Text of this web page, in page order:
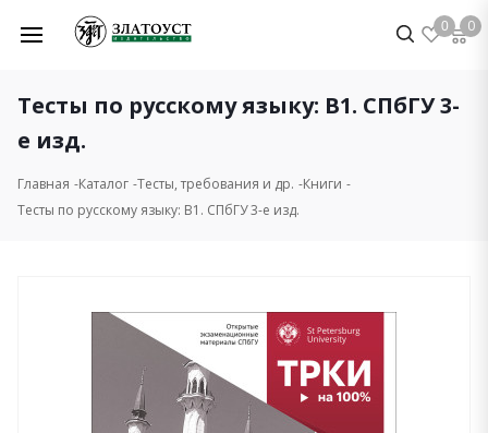
0 0
Тесты по русскому языку: В1. СПбГУ 3-
е изд.
Главная Каталог Тесты, требования и др. Книги
Тесты по русскому языку: В1. СПбГУ 3-е изд.